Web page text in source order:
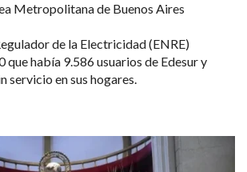
Metropolitana de Buenos Aires
de la Electricidad (ENRE)
que había 9.586 usuarios de Edesur y
servicio en sus hogares.